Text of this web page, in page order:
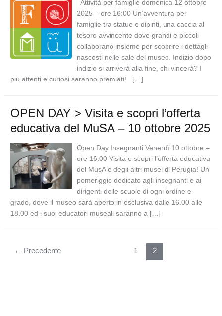
Attività per famiglie domenica 12 ottobre
2025 – ore 16:00 Un’avventura per
famiglie tra statue e dipinti, una caccia al
tesoro avvincente dove grandi e piccoli
collaborano insieme per scoprire i dettagli
nascosti nelle sale del museo. Indizio dopo
indizio si arriverà alla fine, chi vincerà? I
più attenti e curiosi saranno premiati! […]
OPEN DAY > Visita e scopri l’offerta
educativa del MuSA – 10 ottobre 2025
Open Day Insegnanti Venerdì 10 ottobre –
ore 16.00 Visita e scopri l’offerta educativa
del MusA e degli altri musei di Perugia! Un
pomeriggio dedicato agli insegnanti e ai
dirigenti delle scuole di ogni ordine e
grado, dove il museo sarà aperto in esclusiva dalle 16.00 alle
18.00 ed i suoi educatori museali saranno a […]
← Precedente 1 2